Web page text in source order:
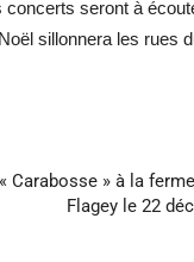
concerts seront à
sillonnera les rues
Carabosse » à la
Flagey le 22